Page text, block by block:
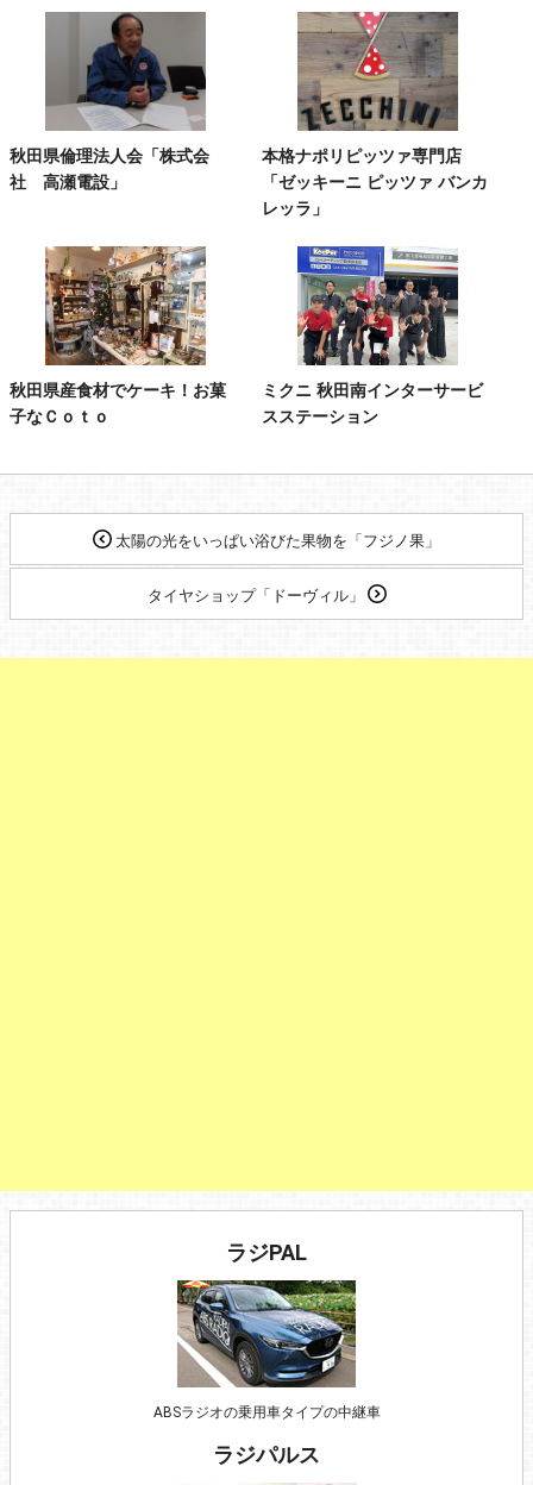
秋田県倫理法人会「株式会
社 高瀬電設」
本格ナポリピッツァ専門店
「ゼッキーニ ピッツァ バンカ
レッラ」
秋田県産食材でケーキ！お菓
子なＣｏｔｏ
ミクニ 秋田南インターサービ
スステーション
太陽の光をいっぱい浴びた果物を「フジノ果」
タイヤショップ「ドーヴィル」
ラジPAL
ABSラジオの乗用車タイプの中継車
ラジパルス